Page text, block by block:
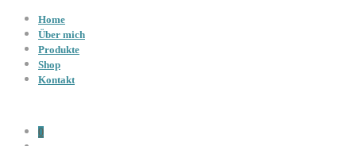
Home
Über mich
Produkte
Shop
Kontakt
0